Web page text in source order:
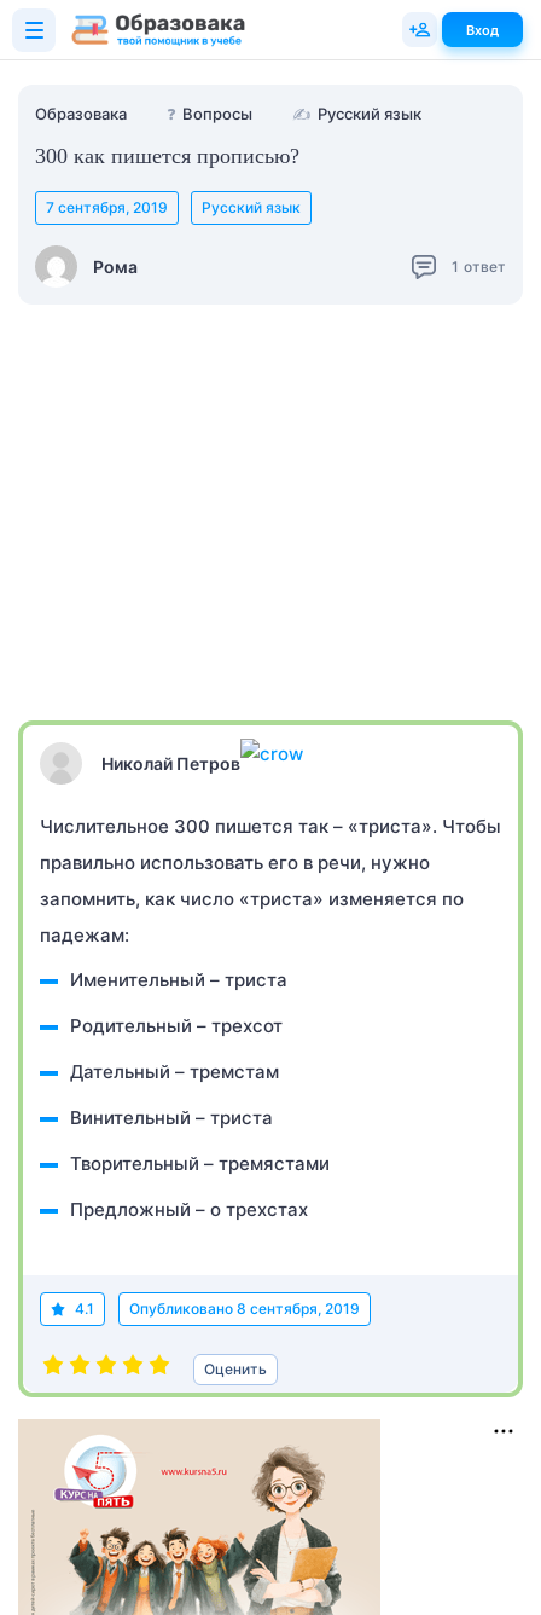
Образовака ❓ Вопросы ✍ Русский язык
300 как пишется прописью?
Рома
7 сентября, 2019 Русский язык
1 ответ
Николай Петров
Числительное 300 пишется так – «триста». Чтобы
правильно использовать его в речи, нужно
запомнить, как число «триста» изменяется по
падежам:
Именительный – триста
Родительный – трехсот
Дательный – тремстам
Винительный – триста
Творительный – тремястами
Предложный – о трехстах
4.1 Опубликовано 8 сентября, 2019
Оценить
Вход